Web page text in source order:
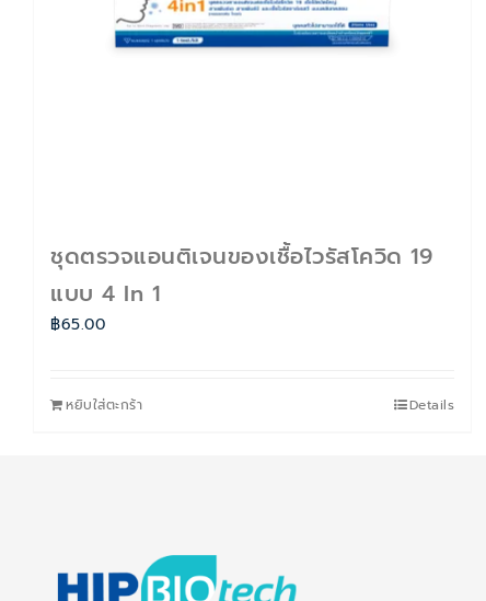
ชุดตรวจแอนติเจนของเชื้อไวรัสโควิด 19
แบบ 4 In 1
฿65.00
หยิบใส่ตะกร้า Details